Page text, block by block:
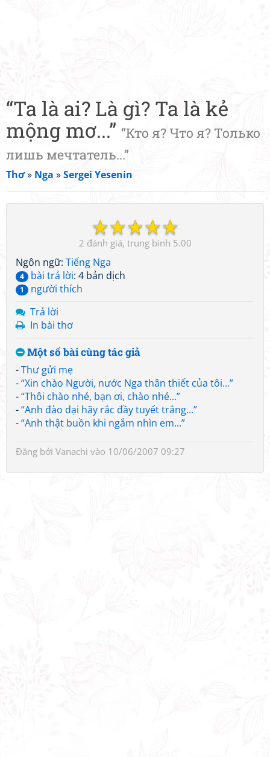
“Ta là ai? Là gì? Ta là kẻ
mộng mơ...” “Кто я? Что я? Только
лишь мечтатель...”
Thơ» Nga »Sergei Yesenin
☆
☆
☆
☆
☆
2 5.00
Ngôn ngữ: Tiếng Nga
4 bài trả lời: 4 bản dịch
1
người thích
Trả lời
In bài thơ
Một số bài cùng tác giả
-Thư gửi mẹ
-“Xin chào Người, nước Nga thân thiết của tôi...”
-“Thôi chào nhé, bạn ơi, chào nhé...”
-“Anh đào dại hãy rắc đầy tuyết trắng...”
-“Anh thật buồn khi ngắm nhìn em...”
Đăng bởi Vanachi vào 10/06/2007 09:27